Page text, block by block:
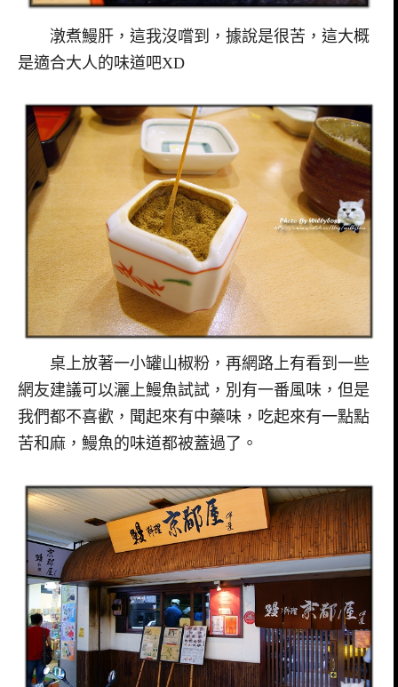
潡煮鰻肝，這我沒嚐到，據說是很苦，這大概
是適合大人的味道吧XD
桌上放著一小罐山椒粉，再網路上有看到一些
網友建議可以灑上鰻魚試試，別有一番風味，但是
我們都不喜歡，聞起來有中藥味，吃起來有一點點
苦和麻，鰻魚的味道都被蓋過了。